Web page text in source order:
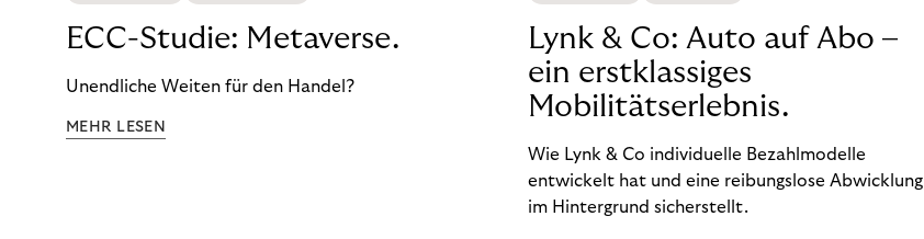
ECC-Studie: Metaverse.
Unendliche Weiten für den Handel?
MEHR LESEN
Lynk & Co: Auto auf Abo –
ein erstklassiges
Mobilitätserlebnis.
Wie Lynk & Co individuelle Bezahlmodelle
entwickelt hat und eine reibungslose Abwicklung
im Hintergrund sicherstellt.